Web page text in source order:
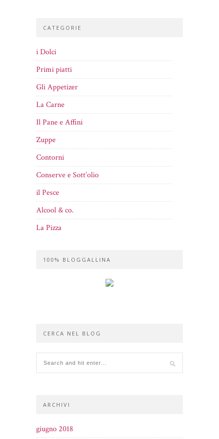
CATEGORIE
i Dolci
Primi piatti
Gli Appetizer
La Carne
Il Pane e Affini
Zuppe
Contorni
Conserve e Sott’olio
il Pesce
Alcool & co.
La Pizza
100% BLOGGALLINA
CERCA NEL BLOG
ARCHIVI
giugno 2018